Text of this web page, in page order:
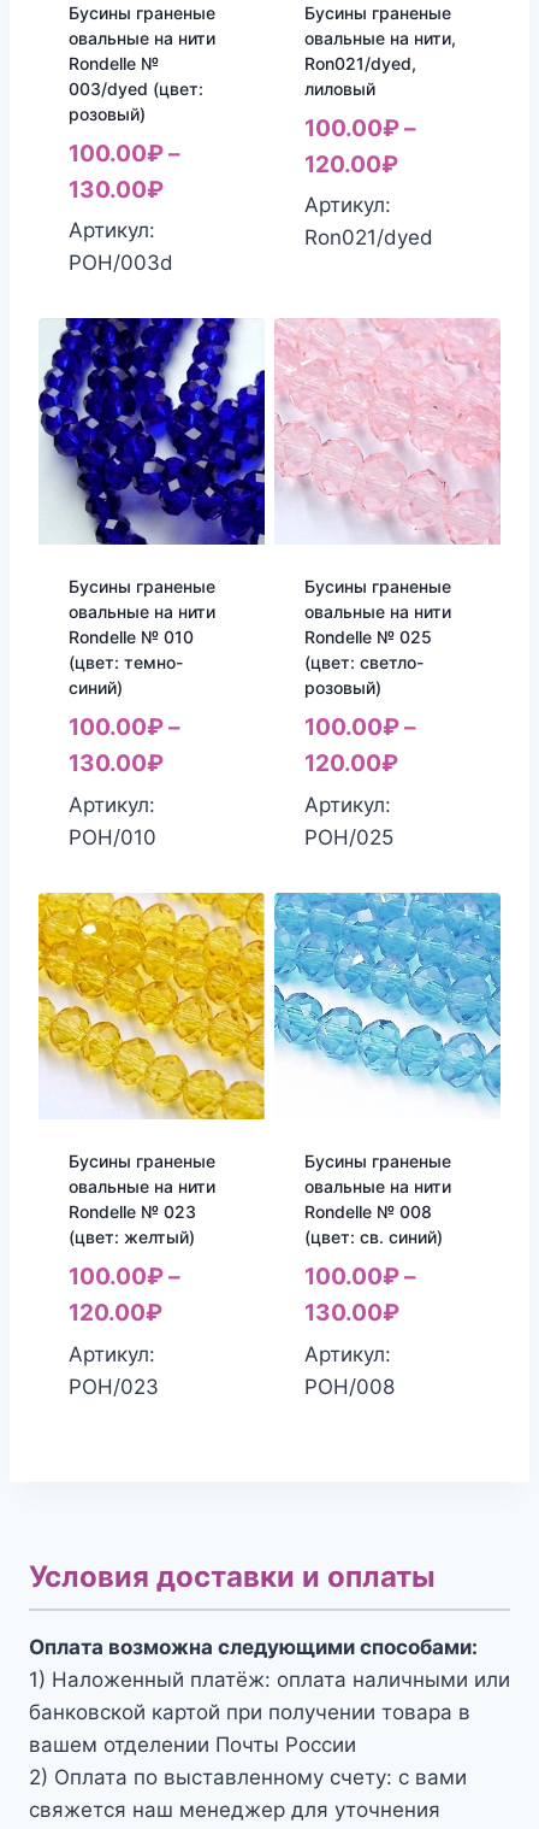
Бусины граненые
овальные на нити
Rondelle №
003/dyed (цвет:
розовый)
100.00₽–
130.00₽
Артикул:
РОН/003d
Бусины граненые
овальные на нити,
Ron021/dyed,
лиловый
100.00₽–
120.00₽
Артикул:
Ron021/dyed
Бусины граненые
овальные на нити
Rondelle № 010
(цвет: темно-
синий)
100.00₽–
130.00₽
Артикул:
РОН/010
Бусины граненые
овальные на нити
Rondelle № 025
(цвет: светло-
розовый)
100.00₽–
120.00₽
Артикул:
РОН/025
Бусины граненые
овальные на нити
Rondelle № 023
(цвет: желтый)
100.00₽–
120.00₽
Артикул:
РОН/023
Бусины граненые
овальные на нити
Rondelle № 008
(цвет: св. синий)
100.00₽–
130.00₽
Артикул:
РОН/008
Условия доставки и оплаты
Оплата возможна следующими способами:
1) Наложенный платёж: оплата наличными или
банковской картой при получении товара в
вашем отделении Почты России
2) Оплата по выставленному счету: с вами
свяжется наш менеджер для уточнения